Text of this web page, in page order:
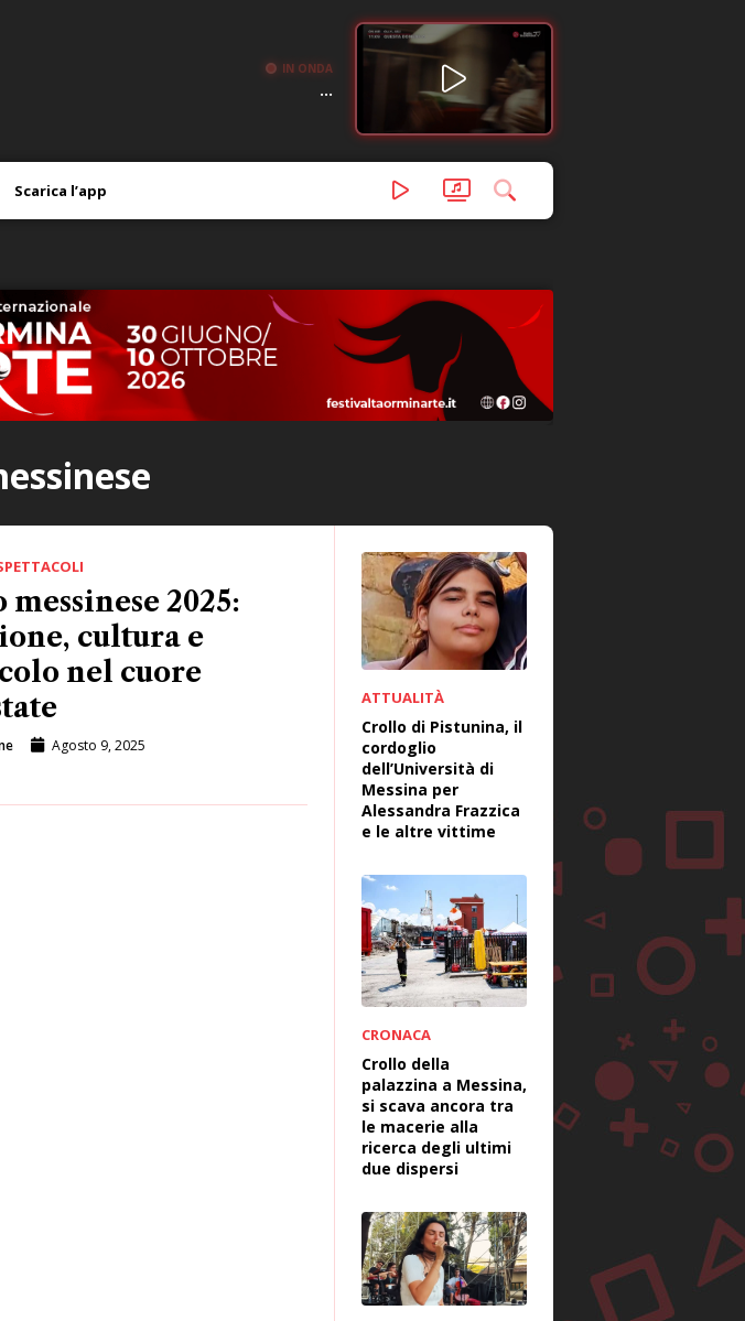
IN ONDA
...
Scarica l’app
messinese 2025:
cultura e
nel cuore
Agosto 9, 2025
ATTUALITÀ
Crollo di Pistunina, il
cordoglio
dell’Università di
Messina per
Alessandra Frazzica
e le altre vittime
CRONACA
Crollo della
palazzina a Messina,
si scava ancora tra
le macerie alla
ricerca degli ultimi
due dispersi